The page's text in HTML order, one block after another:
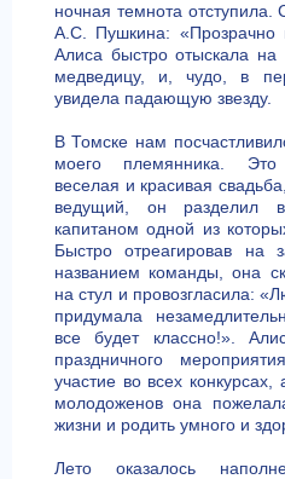
ночная темнота отступила.
А.С. Пушкина: «Прозрачно
Алиса быстро отыскала
медведицу, и, чудо, в
увидела падающую звезду.
В Томске нам
моего племянника. Это
веселая и красивая
ведущий, он разделил
капитаном одной из
Быстро отреагировав на
названием команды, она
на стул и провозгласила:
придумала
все будет классно!».
праздничного
участие во всех
молодоженов она
жизни и родить умного и
Лето оказалось